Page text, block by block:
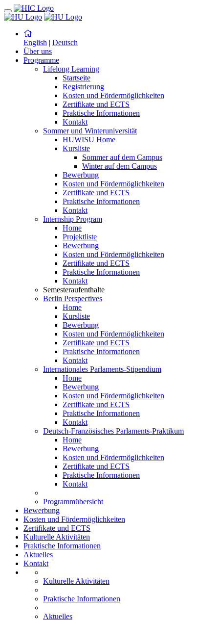
English | Deutsch
Über uns
Programme
Lifelong Learning
Startseite
Registrierung
Kosten und Fördermöglichkeiten
Zertifikate und ECTS
Praktische Informationen
Kontakt
Sommer und Winteruniversität
HUWISU Home
Kursliste
Sommer auf dem Campus
Winter auf dem Campus
Bewerbung
Kosten und Fördermöglichkeiten
Zertifikate und ECTS
Praktische Informationen
Kontakt
Internship Program
Home
Projektliste
Bewerbung
Kosten und Fördermöglichkeiten
Zertifikate und ECTS
Praktische Informationen
Kontakt
Semesteraufenthalte
Berlin Perspectives
Home
Kursliste
Bewerbung
Kosten und Fördermöglichkeiten
Zertifikate und ECTS
Praktische Informationen
Kontakt
Internationales Parlaments-Stipendium
Home
Bewerbung
Kosten und Fördermöglichkeiten
Zertifikate und ECTS
Praktische Informationen
Kontakt
Deutsch-Französisches Parlaments-Praktikum
Home
Bewerbung
Kosten und Fördermöglichkeiten
Zertifikate und ECTS
Praktische Informationen
Kontakt
Programmübersicht
Bewerbung
Kosten und Fördermöglichkeiten
Zertifikate und ECTS
Kulturelle Aktivitäten
Praktische Informationen
Aktuelles
Kontakt
Kulturelle Aktivitäten
Praktische Informationen
Aktuelles